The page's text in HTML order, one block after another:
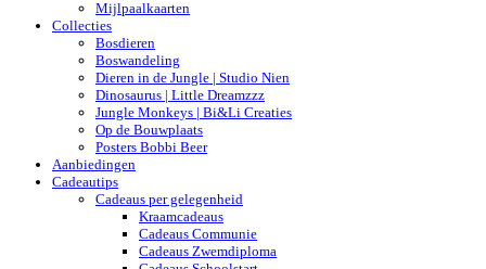
Mijlpaalkaarten
Collecties
Bosdieren
Boswandeling
Dieren in de Jungle | Studio Nien
Dinosaurus | Little Dreamzzz
Jungle Monkeys | Bi&Li Creaties
Op de Bouwplaats
Posters Bobbi Beer
Aanbiedingen
Cadeautips
Cadeaus per gelegenheid
Kraamcadeaus
Cadeaus Communie
Cadeaus Zwemdiploma